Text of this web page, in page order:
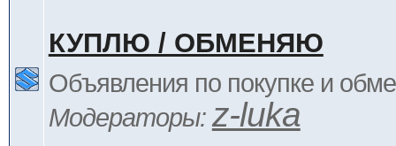
КУПЛЮ / ОБМЕНЯЮ
Объявления по покупке и
Модераторы: z-luka